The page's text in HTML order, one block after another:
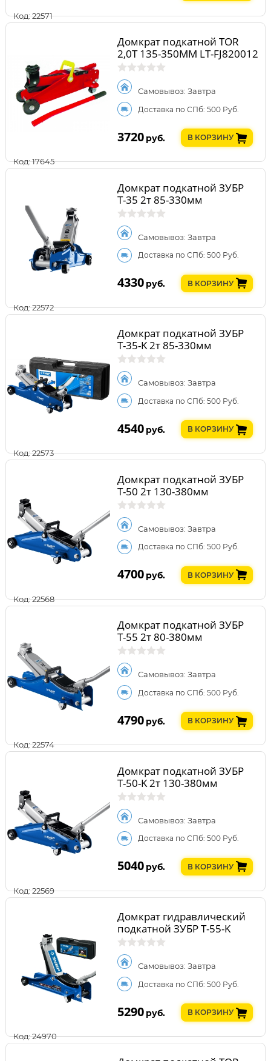
Код: 22571
Код: 17645
Домкрат подкатной TOR
2,0Т 135-350MM LT-FJ820012
Самовывоз: Завтра
Доставка по СПб: 500 Руб.
3720 руб. В КОРЗИНУ
Код: 22572
Домкрат подкатной ЗУБР
Т-35 2т 85-330мм
Самовывоз: Завтра
Доставка по СПб: 500 Руб.
4330 руб. В КОРЗИНУ
Код: 22573
Домкрат подкатной ЗУБР
Т-35-K 2т 85-330мм
Самовывоз: Завтра
Доставка по СПб: 500 Руб.
4540 руб. В КОРЗИНУ
Код: 22568
Домкрат подкатной ЗУБР
Т-50 2т 130-380мм
Самовывоз: Завтра
Доставка по СПб: 500 Руб.
4700 руб. В КОРЗИНУ
Код: 22574
Домкрат подкатной ЗУБР
Т-55 2т 80-380мм
Самовывоз: Завтра
Доставка по СПб: 500 Руб.
4790 руб. В КОРЗИНУ
Код: 22569
Домкрат подкатной ЗУБР
Т-50-K 2т 130-380мм
Самовывоз: Завтра
Доставка по СПб: 500 Руб.
5040 руб. В КОРЗИНУ
Код: 24970
Домкрат гидравлический
подкатной ЗУБР Т-55-K
Самовывоз: Завтра
Доставка по СПб: 500 Руб.
5290 руб. В КОРЗИНУ